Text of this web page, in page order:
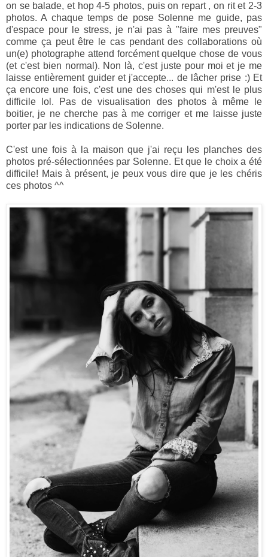
on se balade, et hop 4-5 photos, puis on repart , on rit et 2-3
photos. A chaque temps de pose Solenne me guide, pas
d'espace pour le stress, je n'ai pas à "faire mes preuves"
comme ça peut être le cas pendant des collaborations où
un(e) photographe attend forcément quelque chose de vous
(et c'est bien normal). Non là, c'est juste pour moi et je me
laisse entièrement guider et j'accepte... de lâcher prise :) Et
ça encore une fois, c'est une des choses qui m'est le plus
difficile lol. Pas de visualisation des photos à même le
boitier, je ne cherche pas à me corriger et me laisse juste
porter par les indications de Solenne.
C'est une fois à la maison que j'ai reçu les planches des
photos pré-sélectionnées par Solenne. Et que le choix a été
difficile! Mais à présent, je peux vous dire que je les chéris
ces photos ^^